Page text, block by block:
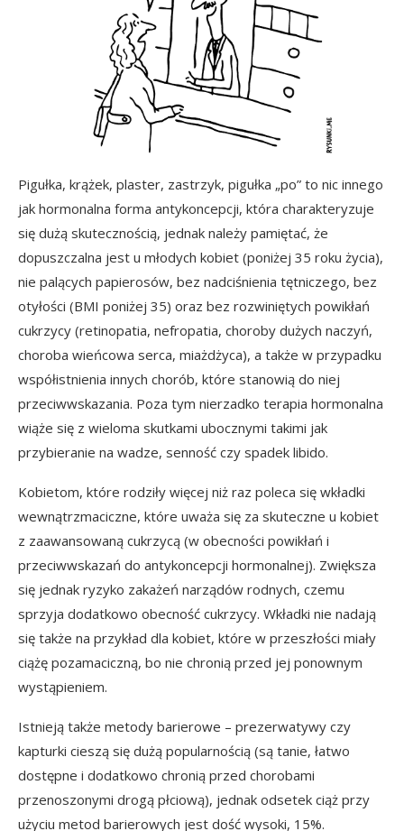
Pigułka, krążek, plaster, zastrzyk, pigułka „po” to nic innego
jak hormonalna forma antykoncepcji, która charakteryzuje
się dużą skutecznością, jednak należy pamiętać, że
dopuszczalna jest u młodych kobiet (poniżej 35 roku życia),
nie palących papierosów, bez nadciśnienia tętniczego, bez
otyłości (BMI poniżej 35) oraz bez rozwiniętych powikłań
cukrzycy (retinopatia, nefropatia, choroby dużych naczyń,
choroba wieńcowa serca, miażdżyca), a także w przypadku
współistnienia innych chorób, które stanowią do niej
przeciwwskazania. Poza tym nierzadko terapia hormonalna
wiąże się z wieloma skutkami ubocznymi takimi jak
przybieranie na wadze, senność czy spadek libido.
Kobietom, które rodziły więcej niż raz poleca się wkładki
wewnątrzmaciczne, które uważa się za skuteczne u kobiet
z zaawansowaną cukrzycą (w obecności powikłań i
przeciwwskazań do antykoncepcji hormonalnej). Zwiększa
się jednak ryzyko zakażeń narządów rodnych, czemu
sprzyja dodatkowo obecność cukrzycy. Wkładki nie nadają
się także na przykład dla kobiet, które w przeszłości miały
ciążę pozamaciczną, bo nie chronią przed jej ponownym
wystąpieniem.
Istnieją także metody barierowe – prezerwatywy czy
kapturki cieszą się dużą popularnością (są tanie, łatwo
dostępne i dodatkowo chronią przed chorobami
przenoszonymi drogą płciową), jednak odsetek ciąż przy
użyciu metod barierowych jest dość wysoki, 15%.